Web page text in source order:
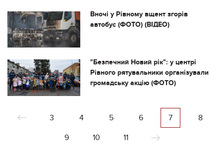
Вночі у Рівному вщент згорів
автобус (ФОТО) (ВІДЕО)
"Безпечний Новий рік": у центрі
Рівного рятувальники організували
громадську акцію (ФОТО)
3 4 5 6 7
8
9
10 11